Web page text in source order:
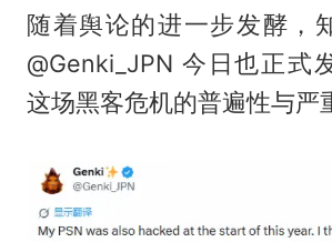
随着舆论的进一步发酵，
@Genki_JPN 今日也正式
这场黑客危机的普遍性与严